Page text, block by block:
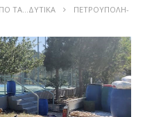
ΤΑ…ΔΥΤΙΚΑ
ΠΕΤΡΟΥΠΟΛΗ-